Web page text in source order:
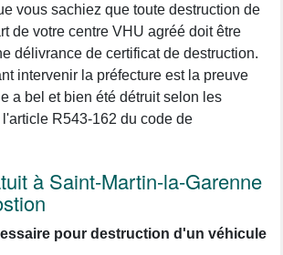
vous sachiez que toute destruction de
de votre centre VHU agréé doit être
délivrance de certificat de destruction.
intervenir la préfecture est la preuve
a bel et bien été détruit selon les
R543-162 du code de
à Saint-Martin-la-Garenne
pour destruction d'un véhicule